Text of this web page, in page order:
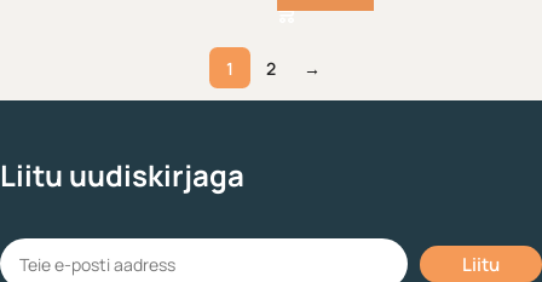
1 2 →
Liitu uudiskirjaga